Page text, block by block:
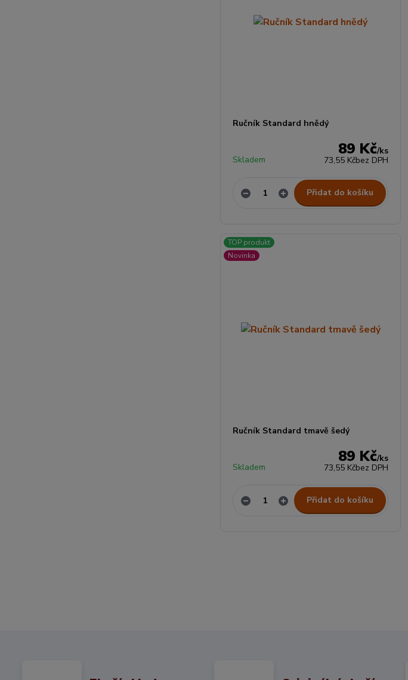
Ručník Standard hnědý
89 Kč/ks
73,55 Kčbez DPH
Skladem
Přidat do košíku
TOP produkt
Novinka
Ručník Standard tmavě šedý
89 Kč/ks
73,55 Kčbez DPH
Skladem
Přidat do košíku